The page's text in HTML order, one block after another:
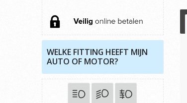
WELKE FITTING HEEFT MIJN
AUTO OF MOTOR?